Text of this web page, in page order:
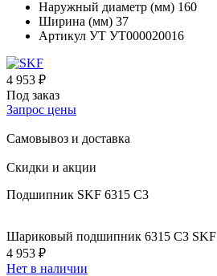
Наружный диаметр (мм) 160
Ширина (мм) 37
Артикул УТ УТ000020016
4 953 ₽
Под заказ
Запрос цены
Самовывоз и доставка
Скидки и акции
Подшипник SKF 6315 C3
Шариковый подшипник 6315 C3 SKF
4 953 ₽
Нет в наличии